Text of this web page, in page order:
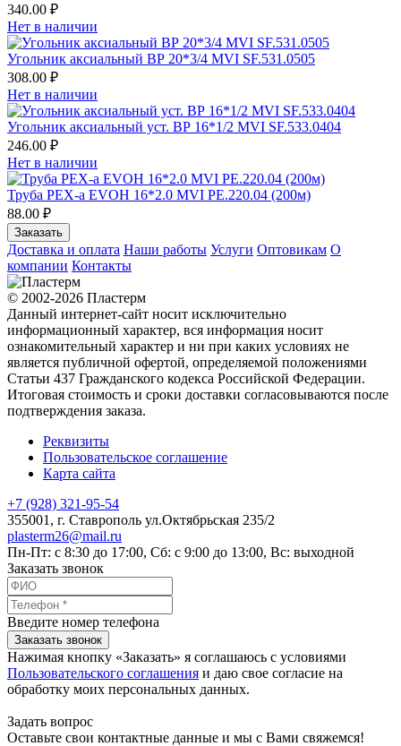
340.00 ₽
Нет в наличии
Угольник аксиальный ВР 20*3/4 MVI SF.531.0505
308.00 ₽
Нет в наличии
Угольник аксиальный уст. ВР 16*1/2 MVI SF.533.0404
246.00 ₽
Нет в наличии
Труба PEX-a EVOH 16*2.0 MVI PE.220.04 (200м)
88.00 ₽
Заказать
Доставка и оплата Наши работы Услуги Оптовикам О
компании Контакты
© 2002-2026 Пластерм
Данный интернет-сайт носит исключительно
информационный характер, вся информация носит
ознакомительный характер и ни при каких условиях не
является публичной офертой, определяемой положениями
Статьи 437 Гражданского кодекса Российской Федерации.
Итоговая стоимость и сроки доставки согласовываются после
подтверждения заказа.
Реквизиты
Пользовательское соглашение
Карта сайта
+7 (928) 321-95-54
355001 , г. Ставрополь ул.Октябрьская 235/2
plasterm26@mail.ru
Пн-Пт: с 8:30 до 17:00, Сб: с 9:00 до 13:00, Вс: выходной
Заказать звонок
Введите номер телефона
Заказать звонок
Нажимая кнопку «Заказать» я соглашаюсь с условиями
Пользовательского соглашения и даю свое согласие на
обработку моих персональных данных.
Задать вопрос
Оставьте свои контактные данные и мы с Вами свяжемся!